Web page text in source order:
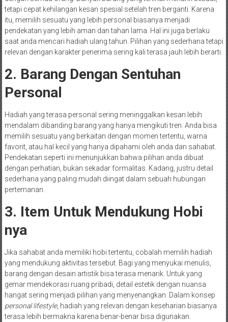
tetapi cepat kehilangan kesan spesial setelah tren berganti. Karena
itu, memilih sesuatu yang lebih personal biasanya menjadi
pendekatan yang lebih aman dan tahan lama. Hal ini juga berlaku
saat anda mencari hadiah ulang tahun. Pilihan yang sederhana tetapi
relevan dengan karakter penerima sering kali terasa jauh lebih berarti.
2. Barang Dengan Sentuhan
Personal
Hadiah yang terasa personal sering meninggalkan kesan lebih
mendalam dibanding barang yang hanya mengikuti tren. Anda bisa
memilih sesuatu yang berkaitan dengan momen tertentu, warna
favorit, atau hal kecil yang hanya dipahami oleh anda dan sahabat.
Pendekatan seperti ini menunjukkan bahwa pilihan anda dibuat
dengan perhatian, bukan sekadar formalitas. Kadang, justru detail
sederhana yang paling mudah diingat dalam sebuah hubungan
pertemanan.
3. Item Untuk Mendukung Hobi
nya
Jika sahabat anda memiliki hobi tertentu, cobalah memilih hadiah
yang mendukung aktivitas tersebut. Bagi yang menyukai menulis,
barang dengan desain artistik bisa terasa menarik. Untuk yang
gemar mendekorasi ruang pribadi, detail estetik dengan nuansa
hangat sering menjadi pilihan yang menyenangkan. Dalam konsep
personal lifestyle, hadiah yang relevan dengan keseharian biasanya
terasa lebih bermakna karena benar-benar bisa digunakan.